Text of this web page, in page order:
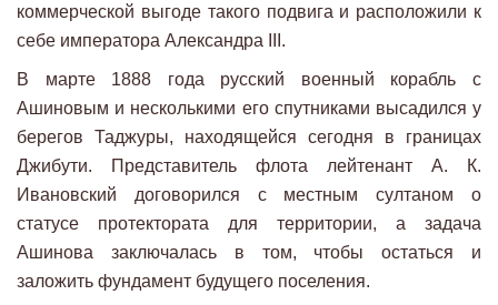
коммерческой выгоде такого подвига и расположили к
себе императора Александра III.
В марте 1888 года русский военный корабль с
Ашиновым и несколькими его спутниками высадился у
берегов Таджуры, находящейся сегодня в границах
Джибути. Представитель флота лейтенант А. К.
Ивановский договорился с местным султаном о
статусе протектората для территории, а задача
Ашинова заключалась в том, чтобы остаться и
заложить фундамент будущего поселения.